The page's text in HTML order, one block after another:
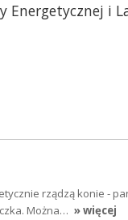
i
rządzą konie -
Można… » więcej